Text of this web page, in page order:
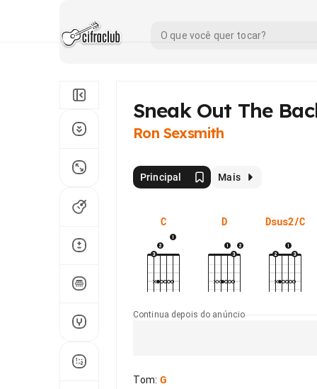
Sneak Out The
Ron Sexsmith
Principal Mais
C D Dsus2/C
Continua depois do anúncio
Tom: G